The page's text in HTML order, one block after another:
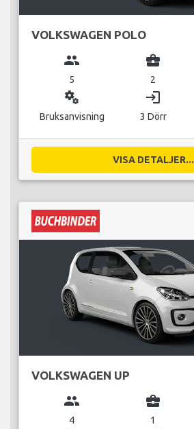
VOLKSWAGEN POLO
group
5
business_center
2
miscellaneous_services
Bruksanvisning
login
3 Dörr
VISA DETALJER...
VOLKSWAGEN UP
group
4
business_center
1